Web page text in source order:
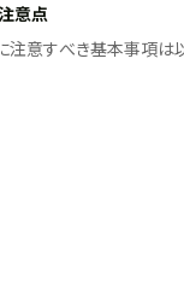
意点
意すべき基本事項は以